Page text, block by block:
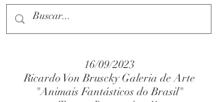
16/09/2023
Ricardo Von Bruscky Galeria de Arte
"Animais Fantásticos do Brasil"